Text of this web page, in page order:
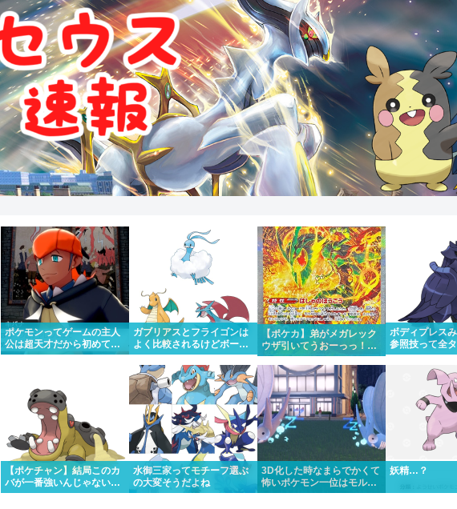
ポケモンってゲームの主人
公は超天才だから初めて出
場したポケモンリーグもさ
ガブリアスとフライゴンは
よく比較されるけどボーマ
ンダやカイリューとチルタ
リスってあんまり比較され
ないよね
【ポケカ】弟がメガレック
ウザ引いてうおーっっ！！
かっけー！！って一緒にな
ってるんだけど…
ボディプレス
参照技って全
のはちょっと
1タイプくらい
【ポケチャン】結局このカ
バが一番強いんじゃない
か？
水御三家ってモチーフ選ぶ
の大変そうだよね
3D化した時なまらでかくて
怖いポケモン一位はモルフ
ォンに決定いたしました
妖精…？